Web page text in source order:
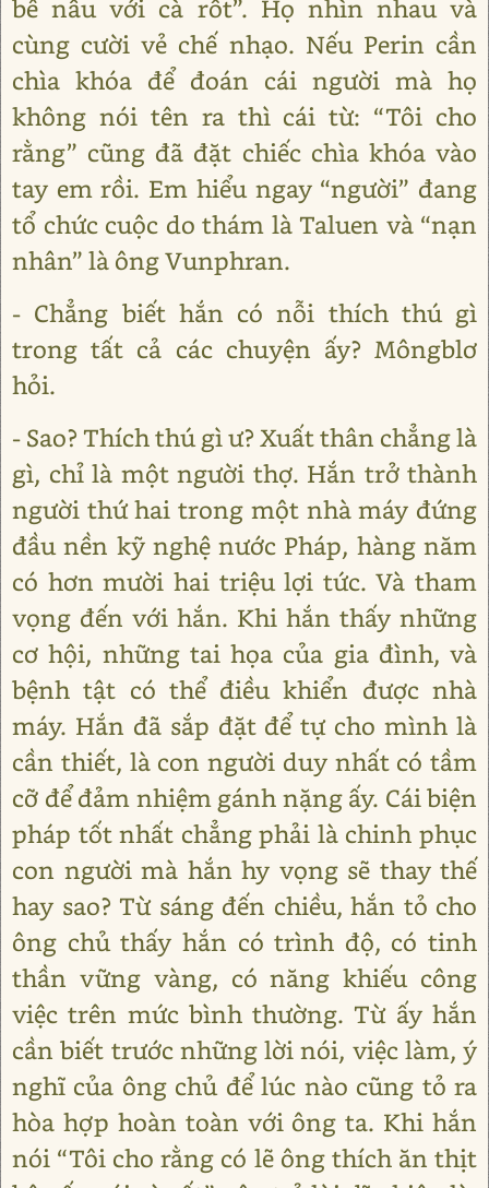
bê nấu với cà rốt”. Họ nhìn nhau và
cùng cười vẻ chế nhạo. Nếu Perin cần
chìa khóa để đoán cái người mà họ
không nói tên ra thì cái từ: “Tôi cho
rằng” cũng đã đặt chiếc chìa khóa vào
tay em rồi. Em hiểu ngay “người” đang
tổ chức cuộc do thám là Taluen và “nạn
nhân” là ông Vunphran.
- Chẳng biết hắn có nỗi thích thú gì
trong tất cả các chuyện ấy? Môngblơ
hỏi.
- Sao? Thích thú gì ư? Xuất thân chẳng là
gì, chỉ là một người thợ. Hắn trở thành
người thứ hai trong một nhà máy đứng
đầu nền kỹ nghệ nước Pháp, hàng năm
có hơn mười hai triệu lợi tức. Và tham
vọng đến với hắn. Khi hắn thấy những
cơ hội, những tai họa của gia đình, và
bệnh tật có thể điều khiển được nhà
máy. Hắn đã sắp đặt để tự cho mình là
cần thiết, là con người duy nhất có tầm
cỡ để đảm nhiệm gánh nặng ấy. Cái biện
pháp tốt nhất chẳng phải là chinh phục
con người mà hắn hy vọng sẽ thay thế
hay sao? Từ sáng đến chiều, hắn tỏ cho
ông chủ thấy hắn có trình độ, có tinh
thần vững vàng, có năng khiếu công
việc trên mức bình thường. Từ ấy hắn
cần biết trước những lời nói, việc làm, ý
nghĩ của ông chủ để lúc nào cũng tỏ ra
hòa hợp hoàn toàn với ông ta. Khi hắn
nói “Tôi cho rằng có lẽ ông thích ăn thịt